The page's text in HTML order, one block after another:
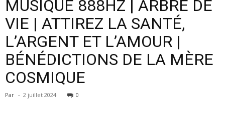
MUSIQUE 888HZ | ARBRE DE
VIE | ATTIREZ LA SANTÉ,
L’ARGENT ET L’AMOUR |
BÉNÉDICTIONS DE LA MÈRE
COSMIQUE
Par - 2 juillet 2024 0